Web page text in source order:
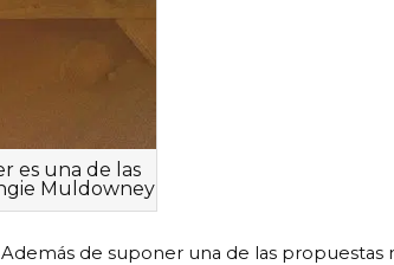
es una de las
Muldowney
de suponer una de las propuestas